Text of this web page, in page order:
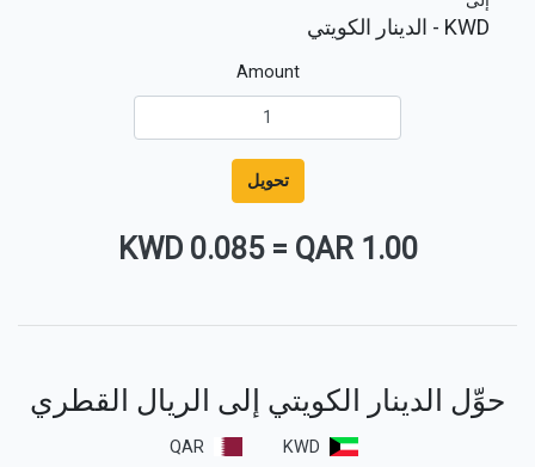
KWD - الدينار الكويتي
Amount
تحويل
1.00 QAR
=
0.085 KWD
حوِّل الدينار الكويتي إلى الريال القطري
KWD
QAR